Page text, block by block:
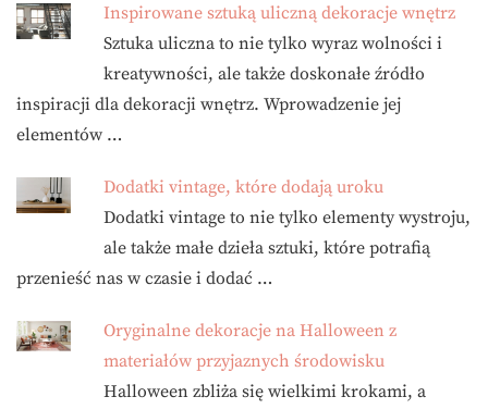
Inspirowane sztuką uliczną dekoracje wnętrz
Sztuka uliczna to nie tylko wyraz wolności i
kreatywności, ale także doskonałe źródło
inspiracji dla dekoracji wnętrz. Wprowadzenie jej
elementów …
Dodatki vintage, które dodają uroku
Dodatki vintage to nie tylko elementy wystroju,
ale także małe dzieła sztuki, które potrafią
przenieść nas w czasie i dodać …
Oryginalne dekoracje na Halloween z
materiałów przyjaznych środowisku
Halloween zbliża się wielkimi krokami, a